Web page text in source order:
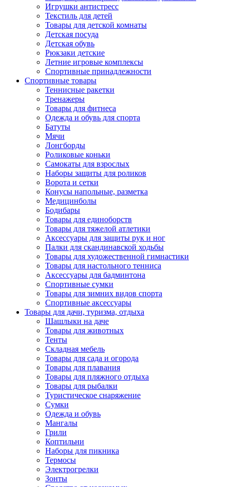
Игрушки антистресс
Текстиль для детей
Товары для детской комнаты
Детская посуда
Детская обувь
Рюкзаки детские
Летние игровые комплексы
Спортивные принадлежности
Спортивные товары
Теннисные ракетки
Тренажеры
Товары для фитнеса
Одежда и обувь для спорта
Батуты
Мячи
Лонгборды
Роликовые коньки
Самокаты для взрослых
Наборы защиты для роликов
Ворота и сетки
Конусы напольные, разметка
Медицинболы
Бодибары
Товары для единоборств
Товары для тяжелой атлетики
Аксессуары для защиты рук и ног
Палки для скандинавской ходьбы
Товары для художественной гимнастики
Товары для настольного тенниса
Аксессуары для бадминтона
Спортивные сумки
Товары для зимних видов спорта
Спортивные аксессуары
Товары для дачи, туризма, отдыха
Шашлыки на даче
Товары для животных
Тенты
Складная мебель
Товары для сада и огорода
Товары для плавания
Товары для пляжного отдыха
Товары для рыбалки
Туристическое снаряжение
Сумки
Одежда и обувь
Мангалы
Грили
Коптильни
Наборы для пикника
Термосы
Электрогрелки
Зонты